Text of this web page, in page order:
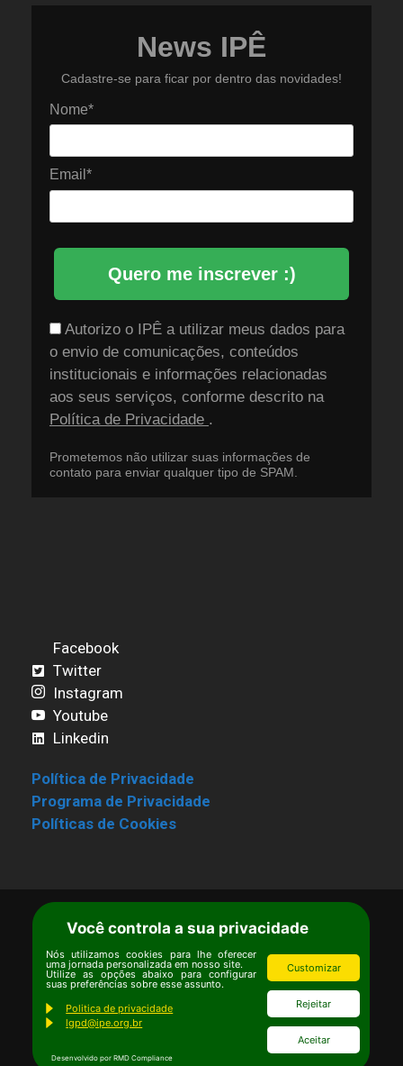
News IPÊ
Cadastre-se para ficar por dentro das novidades!
Nome*
Email*
Quero me inscrever :)
Autorizo o IPÊ a utilizar meus dados para
o envio de comunicações, conteúdos
institucionais e informações relacionadas
aos seus serviços, conforme descrito na
Política de Privacidade .
Prometemos não utilizar suas informações de
contato para enviar qualquer tipo de SPAM.
Facebook
Twitter
Instagram
Youtube
Linkedin
Política de Privacidade
Programa de Privacidade
Políticas de Cookies
Você controla a sua privacidade
Nós utilizamos cookies para lhe oferecer
uma jornada personalizada em nosso site.
Utilize as opções abaixo para configurar
suas preferências sobre esse assunto.
Politica de privacidade
lgpd@ipe.org.br
Customizar
Rejeitar
Aceitar
Desenvolvido por RMD Compliance